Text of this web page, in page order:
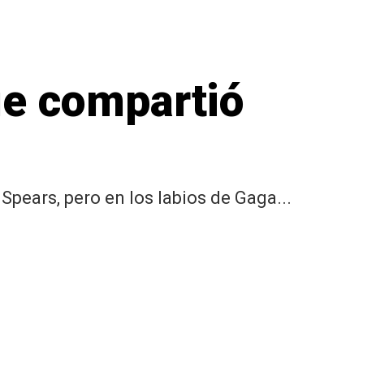
compartió
pero en los labios de Gaga...